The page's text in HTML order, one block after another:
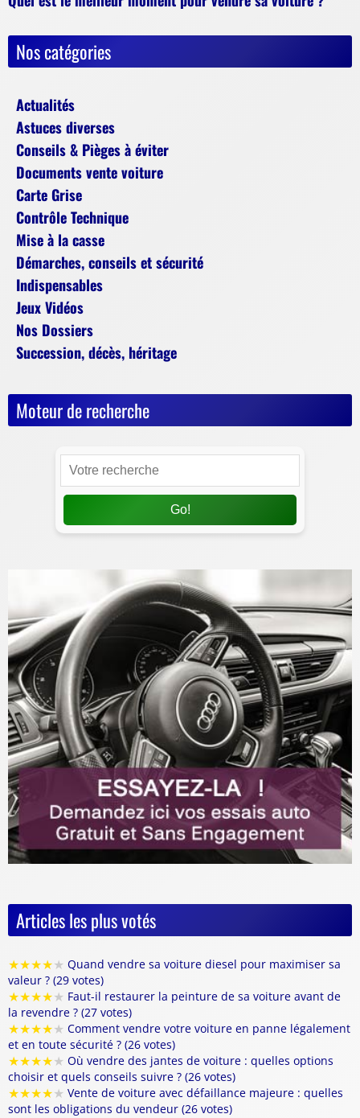
Nos catégories
Actualités
Astuces diverses
Conseils & Pièges à éviter
Documents vente voiture
Carte Grise
Contrôle Technique
Mise à la casse
Démarches, conseils et sécurité
Indispensables
Jeux Vidéos
Nos Dossiers
Succession, décès, héritage
Moteur de recherche
Go!
Articles les plus votés
★★★★★ Quand vendre sa voiture diesel pour maximiser sa
valeur ? (29 votes)
★★★★★ Faut-il restaurer la peinture de sa voiture avant de
la revendre ? (27 votes)
★★★★★ Comment vendre votre voiture en panne légalement
et en toute sécurité ? (26 votes)
★★★★★ Où vendre des jantes de voiture : quelles options
choisir et quels conseils suivre ? (26 votes)
★★★★★ Vente de voiture avec défaillance majeure : quelles
sont les obligations du vendeur (26 votes)